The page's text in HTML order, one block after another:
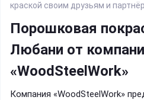
краской своим друзьям и
Порошковая
Любани от
«WoodSteelWork»
Компания «WoodSteelWork»